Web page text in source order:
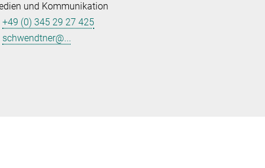
und Kommunikation
+49 (0) 345 29 27 425
schwendtner@...